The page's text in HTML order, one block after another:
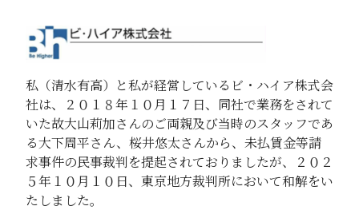
私（清水有高）と私が経営しているビ・ハイア株式会
社は、２０１８年１０月１７日、同社で業務をされて
いた故大山莉加さんのご両親及び当時のスタッフであ
る大下周平さん、桜井悠太さんから、未払賃金等請
求事件の民事裁判を提起されておりましたが、２０２
５年１０月１０日、東京地方裁判所において和解をい
たしました。